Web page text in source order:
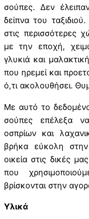
σούπες. Δεν
δείπνα του
στις περισσότερες
με την εποχή,
γλυκιά και
που ηρεμεί και
ό,τι ακολουθήσει.
Με αυτό το
σούπες επέλεξα
οσπρίων και
βρήκα εύκολη
οικεία στις δικές
που
βρίσκονται στην
Υλικά